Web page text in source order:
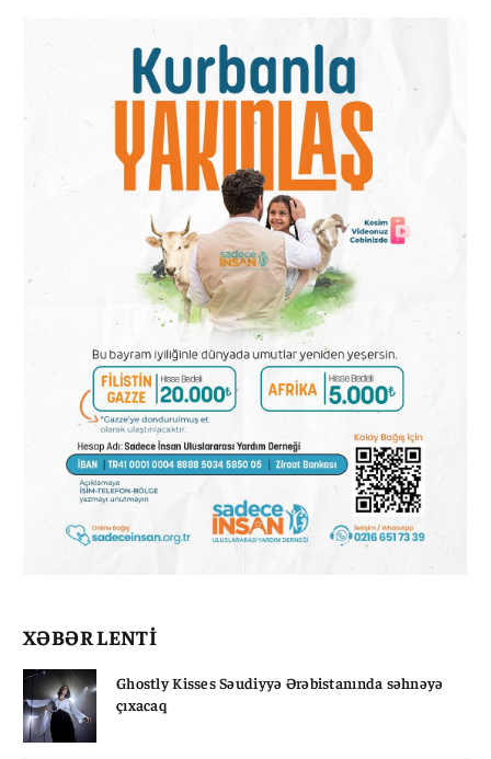
XƏBƏR LENTİ
Ghostly Kisses Səudiyyə Ərəbistanında səhnəyə
çıxacaq